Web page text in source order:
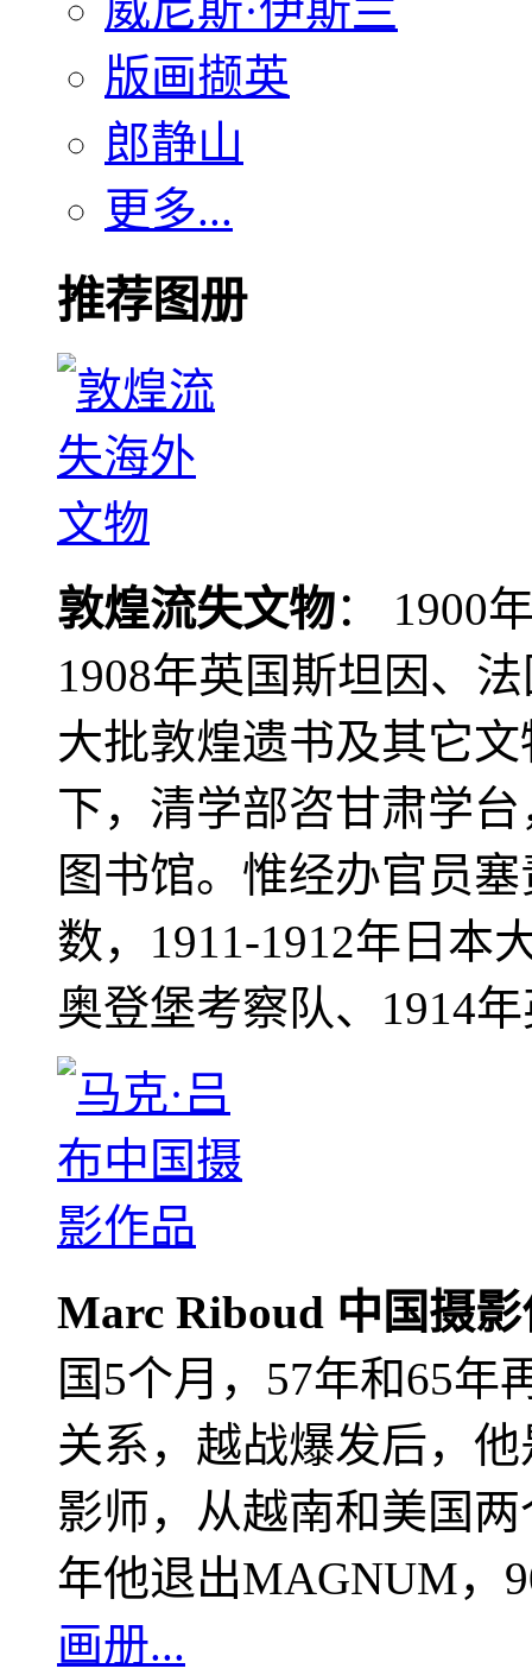
版画撷英
郎静山
更多...
推荐图册
敦煌流失文物： 1900
1908年英国斯坦因、
大批敦煌遗书及其它
下，清学部咨甘肃学
图书馆。惟经办官员
数，1911-1912年日本
奥登堡考察队、1914
Marc Riboud 中国摄
国5个月，57年和65年
关系，越战爆发后，
影师，从越南和美国
年他退出MAGNUM，
画册...